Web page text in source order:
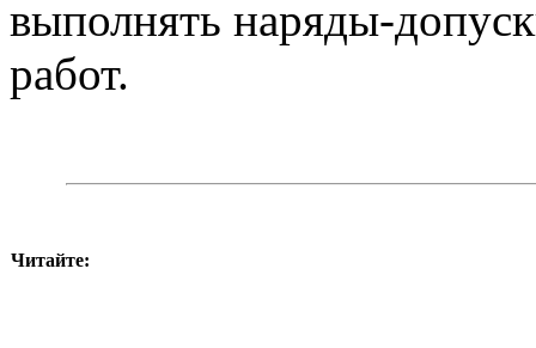
выполнять наряды-
работ.
Читайте: